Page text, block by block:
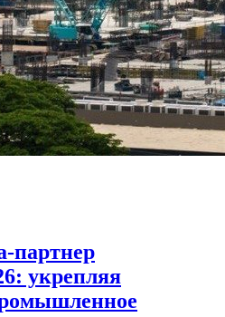
партнер
укрепляя